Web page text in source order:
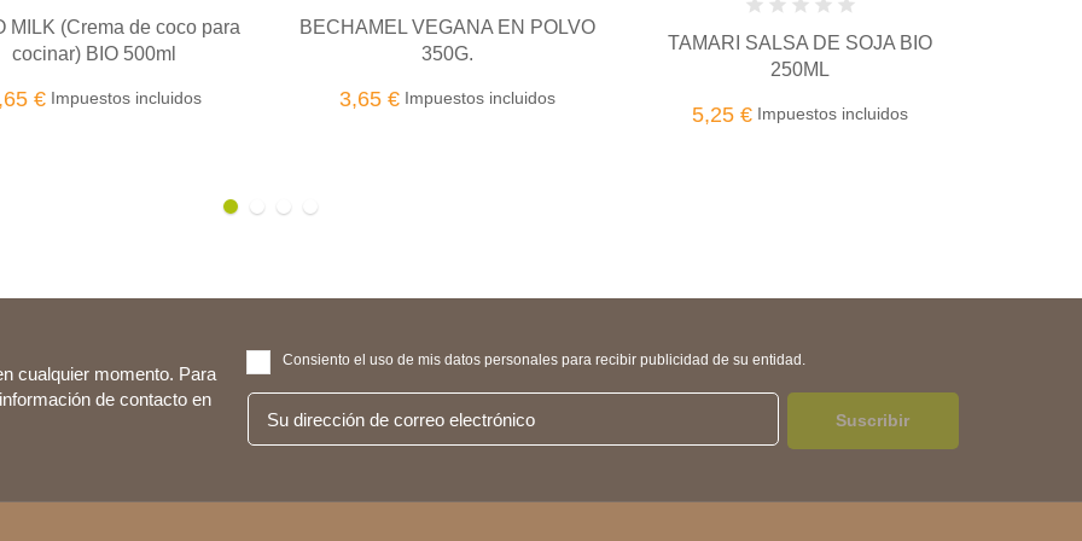
VEGANA EN POLVO
350G.
3,65 €Impuestos incluidos
TAMARI SALSA DE SOJA BIO
5,25 €Impuestos incluidos
CREMA DE ANACARDOS
TOSTADOS MONKI BIO 330g
12,99 €Impuestos incluidos
cualquier momento. Para
de contacto en
Consiento el uso de mis datos personales para recibir publicidad de su entidad.
Suscribir